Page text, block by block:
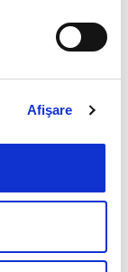
Afişareși